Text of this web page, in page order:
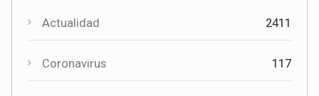
Actualidad 2411
Coronavirus 117